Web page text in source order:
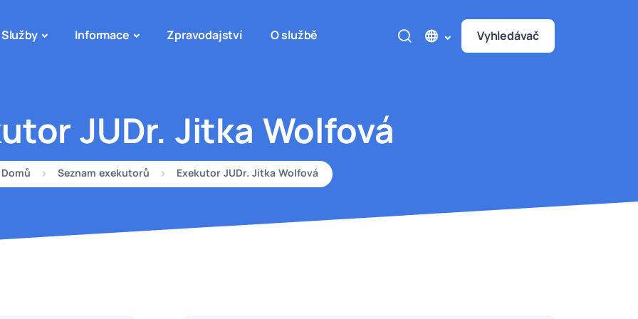
Služby Informace Zpravodajství O službě Vyhledávač
JUDr. Jitka Wolfová
Domů Seznam exekutorů Exekutor JUDr. Jitka Wolfová